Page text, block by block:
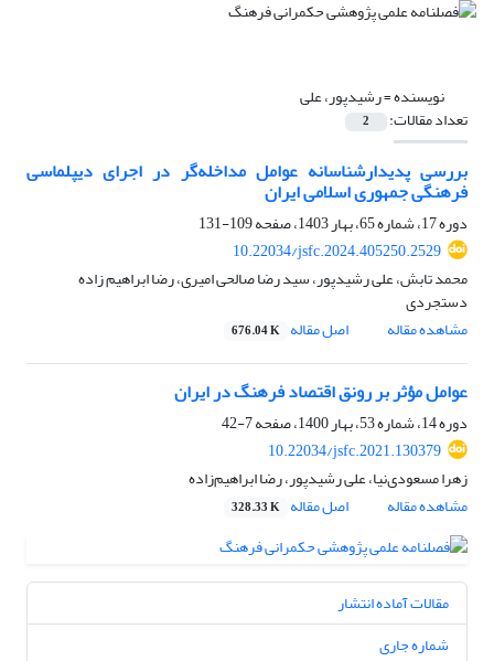
نویسنده =رشیدپور، علی
تعداد مقالات: 2
بررسی پدیدارشناسانه عوامل مداخله‌گر در اجرای دیپلماسی
فرهنگی جمهوری اسلامی ایران
دوره 17، شماره 65، بهار 1403، صفحه
109-131
10.22034/jsfc.2024.405250.2529
محمد تابش، علی رشیدپور، سید رضا صالحی امیری، رضا ابراهیم زاده
دستجردی
مشاهده مقاله
اصل مقاله 676.04 K
عوامل مؤثر بر رونق اقتصاد فرهنگ در ایران
دوره 14، شماره 53، بهار 1400، صفحه
7-42
10.22034/jsfc.2021.130379
زهرا مسعودی‌نیا، علی رشیدپور، رضا ابراهیم‌زاده
مشاهده مقاله
اصل مقاله 328.33 K
مقالات آماده انتشار
شماره جاری